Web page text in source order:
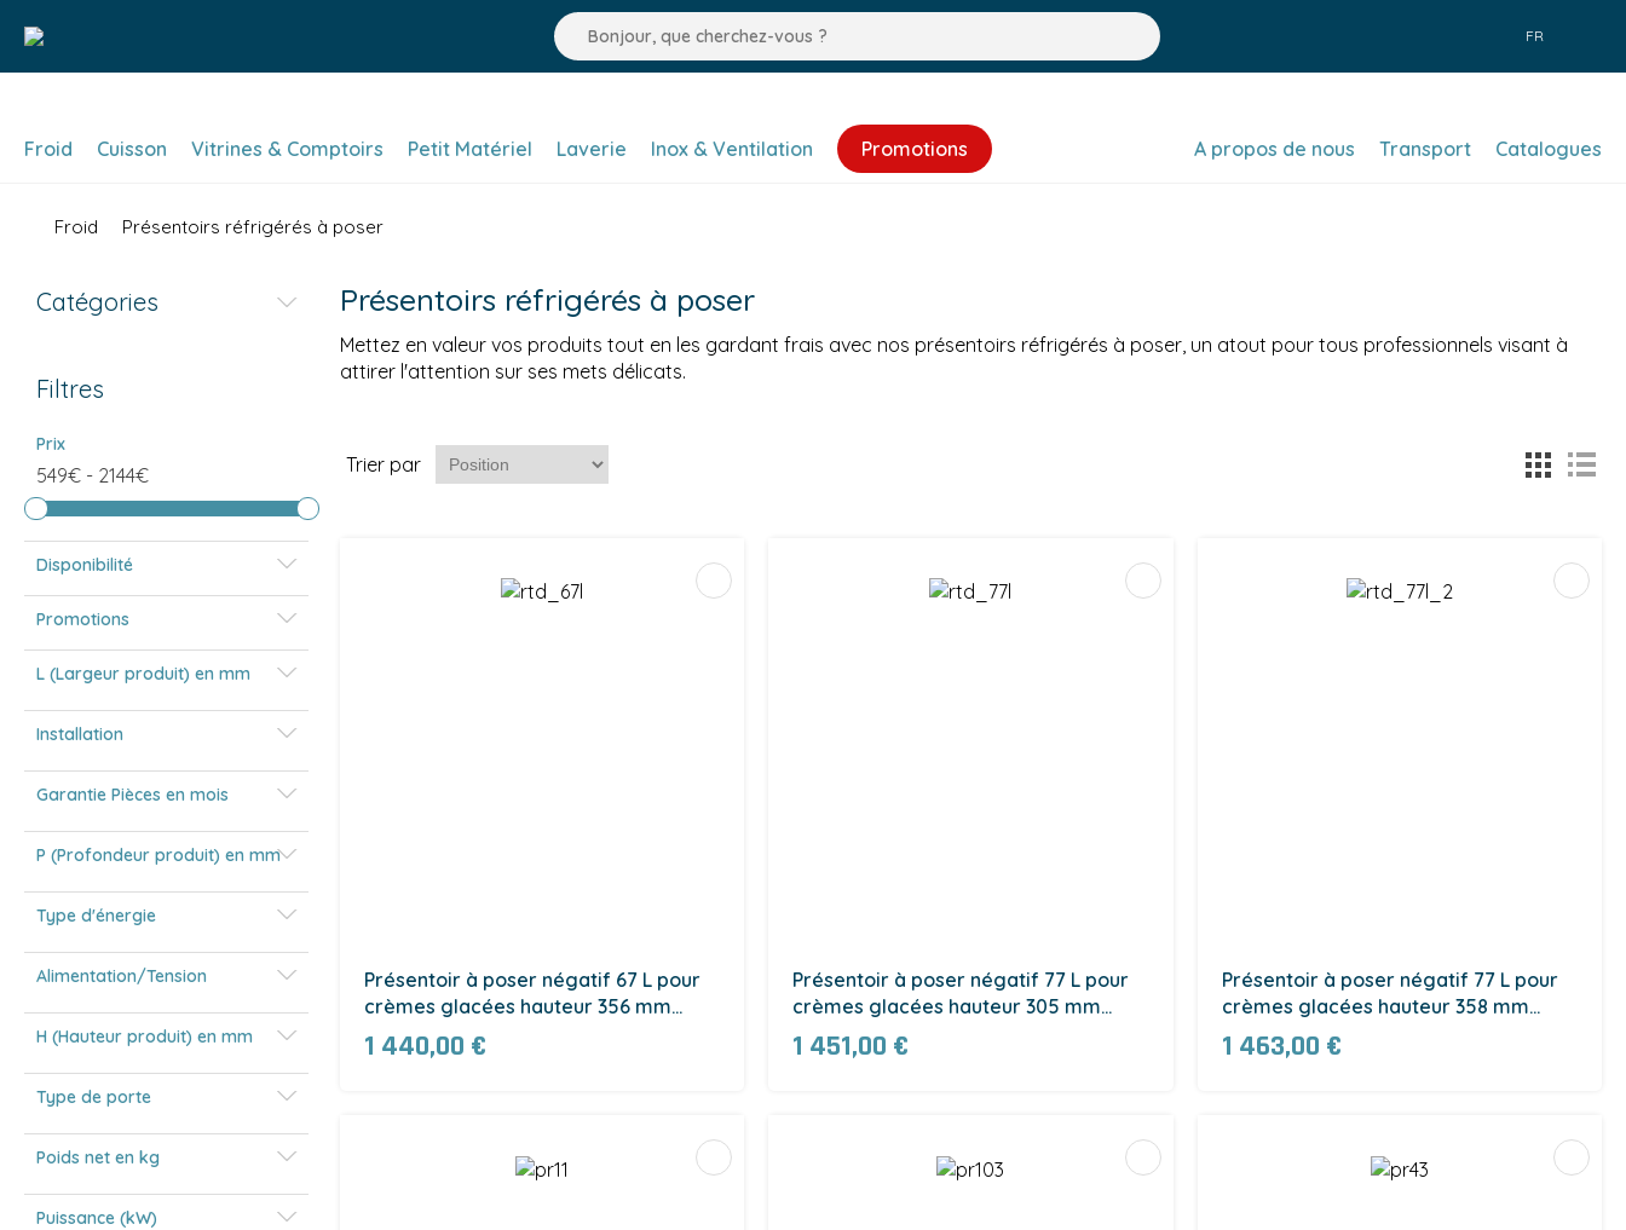
FR
Froid Cuisson Vitrines & Comptoirs Petit Matériel Laverie Inox & Ventilation Promotions A propos de nous Transport Catalogues
Froid Présentoirs réfrigérés à poser
Catégories
Filtres
Prix
549€ - 2144€
Disponibilité
Promotions
L (Largeur produit) en mm
Installation
Garantie Pièces en mois
P (Profondeur produit) en mm
Type d'énergie
Alimentation/Tension
H (Hauteur produit) en mm
Type de porte
Poids net en kg
Puissance (kW)
Présentoirs réfrigérés à poser
Mettez en valeur vos produits tout en les gardant frais avec nos présentoirs réfrigérés à poser, un atout pour tous professionnels visant à
attirer l'attention sur ses mets délicats.
Trier par
Présentoir à poser négatif 67 L pour
crèmes glacées hauteur 356 mm
(RTD-67L)
1 440,00 €
Présentoir à poser négatif 77 L pour
crèmes glacées hauteur 305 mm
(RTD-77L)
1 451,00 €
Présentoir à poser négatif 77 L pour
crèmes glacées hauteur 358 mm
(RTD-77L-2)
1 463,00 €